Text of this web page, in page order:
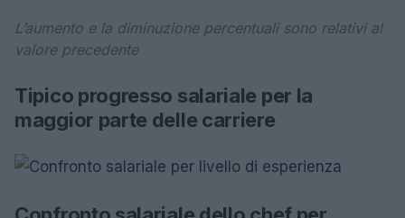
L’aumento e la diminuzione percentuali sono relativi al
valore precedente
Tipico progresso salariale per la
maggior parte delle carriere